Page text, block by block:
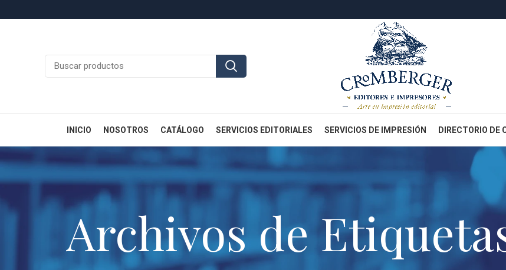
INICIO NOSOTROS CATÁLOGO SERVICIOS EDITORIALES SERVICIOS DE IMPRESIÓN DIRECTORIO DE
Archivos de